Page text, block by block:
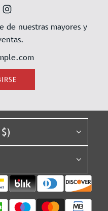
de nuestras mayores y